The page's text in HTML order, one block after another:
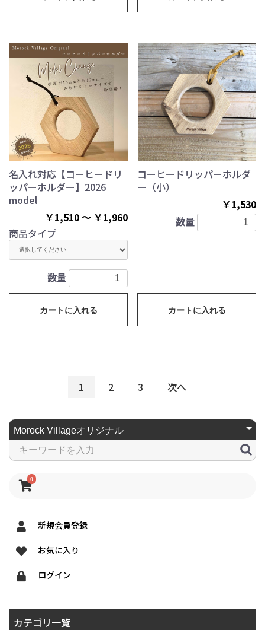
0
新規会員登録
お気に入り
ログイン
カテゴリ一覧
名入れ対応【コーヒードリ
ッパーホルダー】2026
model
￥1,510 ～ ￥1,960
商品タイプ
数量
カートに入れる
コーヒードリッパーホルダ
ー（小）
￥1,530
数量
カートに入れる
1 2 3 次へ